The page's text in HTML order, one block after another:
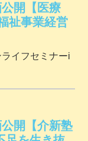
開【医療
祉事業経営
イフセミナーi
開【介新塾